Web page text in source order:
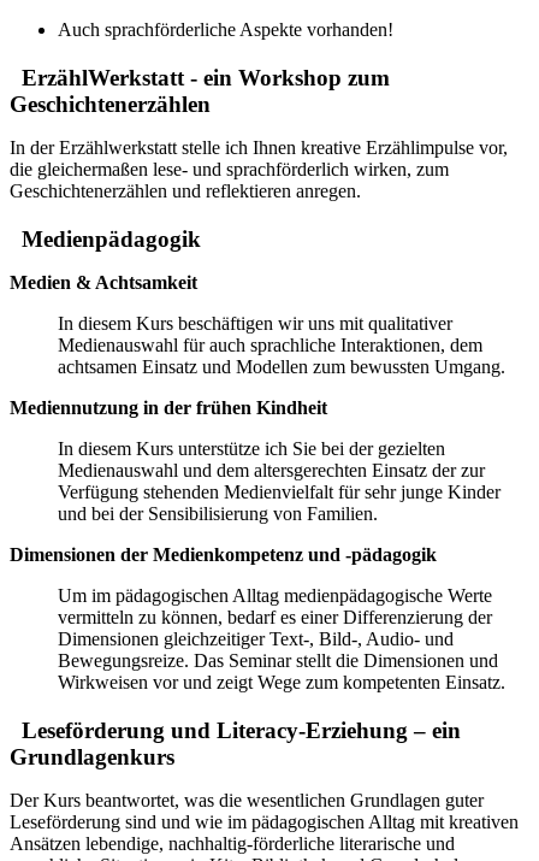
Auch sprachförderliche Aspekte vorhanden!
ErzählWerkstatt - ein Workshop zum
Geschichtenerzählen
In der Erzählwerkstatt stelle ich Ihnen kreative Erzählimpulse vor,
die gleichermaßen lese- und sprachförderlich wirken, zum
Geschichtenerzählen und reflektieren anregen.
Medienpädagogik
Medien & Achtsamkeit
In diesem Kurs beschäftigen wir uns mit qualitativer
Medienauswahl für auch sprachliche Interaktionen, dem
achtsamen Einsatz und Modellen zum bewussten Umgang.
Mediennutzung in der frühen Kindheit
In diesem Kurs unterstütze ich Sie bei der gezielten
Medienauswahl und dem altersgerechten Einsatz der zur
Verfügung stehenden Medienvielfalt für sehr junge Kinder
und bei der Sensibilisierung von Familien.
Dimensionen der Medienkompetenz und -pädagogik
Um im pädagogischen Alltag medienpädagogische Werte
vermitteln zu können, bedarf es einer Differenzierung der
Dimensionen gleichzeitiger Text-, Bild-, Audio- und
Bewegungsreize. Das Seminar stellt die Dimensionen und
Wirkweisen vor und zeigt Wege zum kompetenten Einsatz.
Leseförderung und Literacy-Erziehung – ein
Grundlagenkurs
Der Kurs beantwortet, was die wesentlichen Grundlagen guter
Leseförderung sind und wie im pädagogischen Alltag mit kreativen
Ansätzen lebendige, nachhaltig-förderliche literarische und